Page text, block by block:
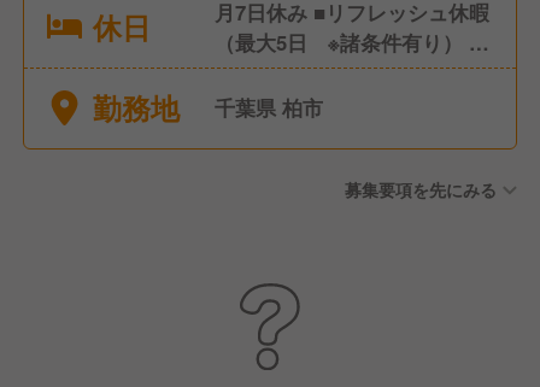
休日
月7日休み ■リフレッシュ休暇
（最大5日 ※諸条件有り） ■
年末年始振替休暇（3日） ■有
休休暇（毎月1日必ず消化）
勤務地 千葉県 柏市
募集要項を先にみる